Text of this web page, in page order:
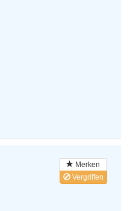
Merken
Vergriffen